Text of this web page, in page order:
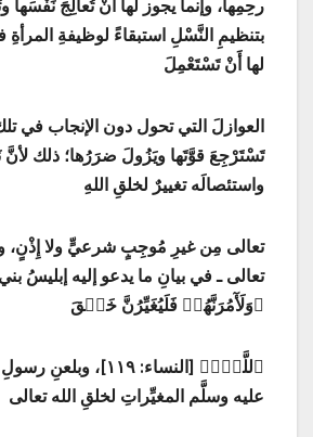
رحِمِها، وإنما يجوز لها أَنْ تُعالِجَ نَفْسَها
بتنظيمِ النَّسْلِ استبقاءً لوظيفةِ المرأةِ
لها أَنْ تَسْتَعْمِلَ
العوازلَ التي تحول دون الإنجاب في
تَسْتَرْجِعَ قوَّتَها ويَزُولَ ضرَرُها؛ ذلك لأنَّ
واستئصالَه تغييرٌ لخلقِ اللهِ
تعالى مِن غيرِ مُوجِبٍ شرعيٍّ ولا إِذْنٍ،
تعالى ـ في بيانِ ما يدعو إليه إبليسُ
﴿وَلَأٓمُرَنَّهُمۡ فَلَيُغَيِّرُنَّ خَلۡقَ
ٱللَّهِۚ﴾ [النساء: ١١٩]،
عليه وسلَّم المغيِّراتِ لخلقِ الله تعالى